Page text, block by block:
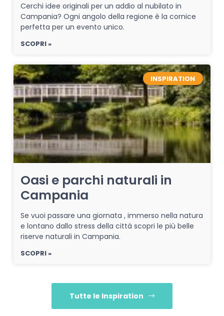
Cerchi idee originali per un addio al nubilato in
Campania? Ogni angolo della regione è la cornice
perfetta per un evento unico.
SCOPRI »
INSPIRATION
Oasi e parchi naturali in
Campania
Se vuoi passare una giornata , immerso nella natura
e lontano dallo stress della città scopri le più belle
riserve naturali in Campania.
SCOPRI »
Tutte le Inspiration